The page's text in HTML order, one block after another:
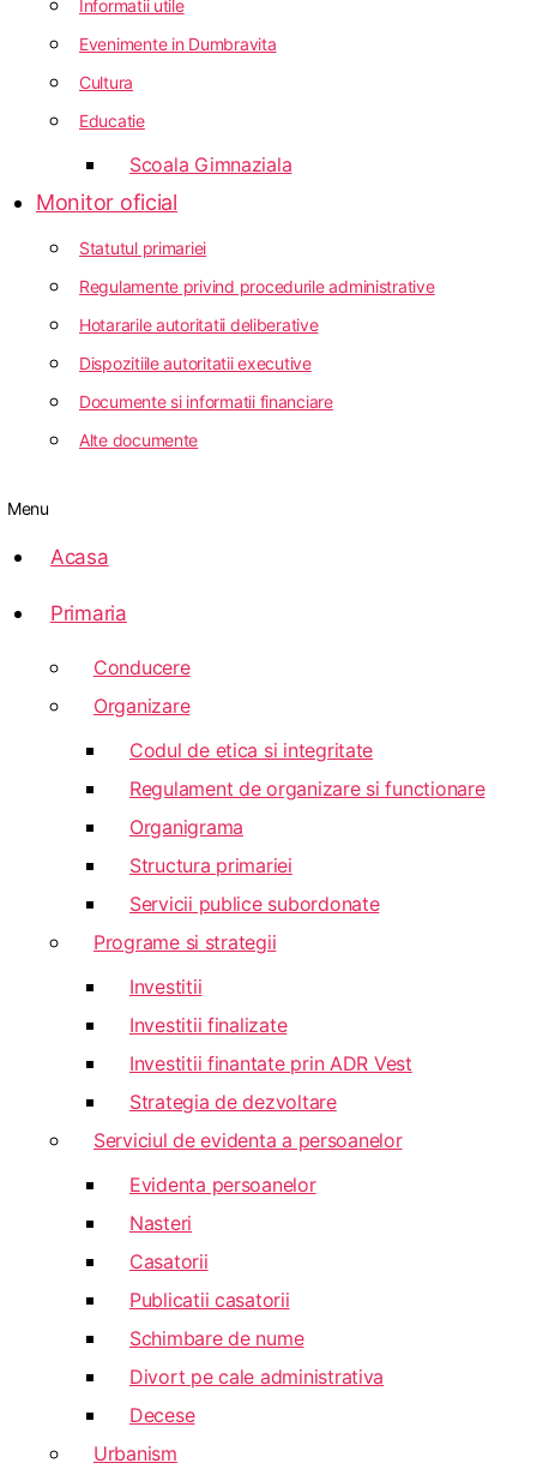
Informatii utile
Evenimente in Dumbravita
Cultura
Educatie
Scoala Gimnaziala
Monitor oficial
Statutul primariei
Regulamente privind procedurile administrative
Hotararile autoritatii deliberative
Dispozitiile autoritatii executive
Documente si informatii financiare
Alte documente
Menu
Acasa
Primaria
Conducere
Organizare
Codul de etica si integritate
Regulament de organizare si functionare
Organigrama
Structura primariei
Servicii publice subordonate
Programe si strategii
Investitii
Investitii finalizate
Investitii finantate prin ADR Vest
Strategia de dezvoltare
Serviciul de evidenta a persoanelor
Evidenta persoanelor
Nasteri
Casatorii
Publicatii casatorii
Schimbare de nume
Divort pe cale administrativa
Decese
Urbanism